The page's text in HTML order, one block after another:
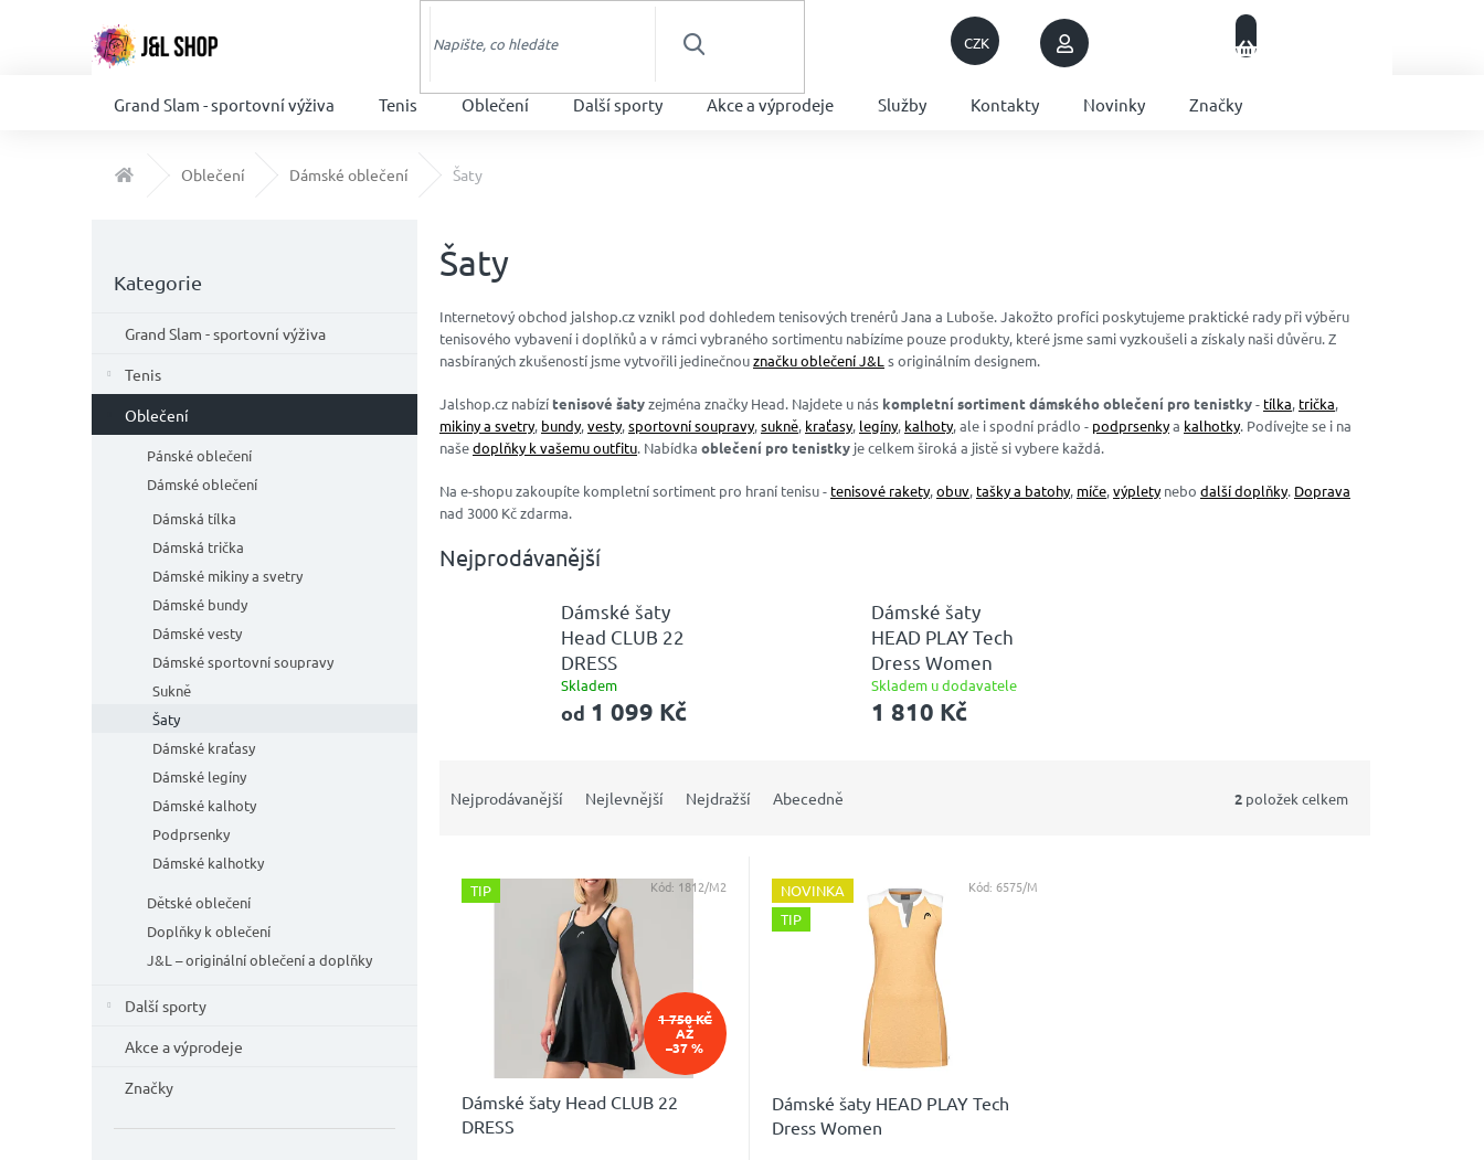
CZK
HLEDAT
Grand Slam - sportovní výživa Tenis Oblečení Další sporty Akce a výprodeje Služby Kontakty Novinky Značky
Domů Oblečení Dámské oblečení Šaty
n
kategorie
Kategorie
Grand Slam - sportovní výživa
Tenis
Oblečení
Pánské oblečení
Dámské oblečení
Dámská tílka
Dámská trička
Dámské mikiny a svetry
Dámské bundy
Dámské vesty
Dámské sportovní soupravy
Sukně
Šaty
Dámské kraťasy
Dámské legíny
Dámské kalhoty
Podprsenky
Dámské kalhotky
Dětské oblečení
Doplňky k oblečení
J&L – originální oblečení a doplňky
Další sporty
Akce a výprodeje
Značky
Šaty
Internetový obchod jalshop.czvznikl pod dohledem tenisových trenérů Jana a Luboše. Jakožto profíci poskytujeme praktické rady při výběru
tenisového vybavení i doplňků a v rámci vybraného sortimentu nabízíme pouze produkty, které jsme sami vyzkoušeli a získaly naši důvěru. Z
nasbíranýchzkušeností jsme vytvořili jedinečnouznačku oblečení J&L s originálním designem.
Jalshop.cz nabízítenisové šatyzejména značky Head. Najdete u nás kompletní sortiment dámského oblečení pro tenistky- tílka, trička,
mikiny a svetry, bundy,vesty,sportovní soupravy,sukně, kraťasy, legíny, kalhoty, ale i spodní prádlo - podprsenkya kalhotky. Podívejte se i na
našedoplňky k vašemu outfitu. Nabídka oblečení pro tenistky je celkem široká a jistě si vybere každá.
Na e-shopu zakoupíte kompletní sortiment pro hraní tenisu - tenisové rakety,obuv, tašky a batohy, míče,výpletynebo další doplňky. Doprava
nad 3000 Kč zdarma.
Nejprodávanější
Dámské šaty
Head CLUB 22
DRESS
Skladem
od 1 099 Kč
Dámské šaty
HEAD PLAY Tech
Dress Women
Skladem u dodavatele
1 810 Kč
Nejprodávanější Nejlevnější Nejdražší Abecedně 2 položek celkem
TIP
1 750 KČ
AŽ
–37 %
Dámské šaty Head CLUB 22
DRESS
Kód: 1812/M2
NOVINKA
TIP
Dámské šaty HEAD PLAY Tech
Dress Women
Kód: 6575/M